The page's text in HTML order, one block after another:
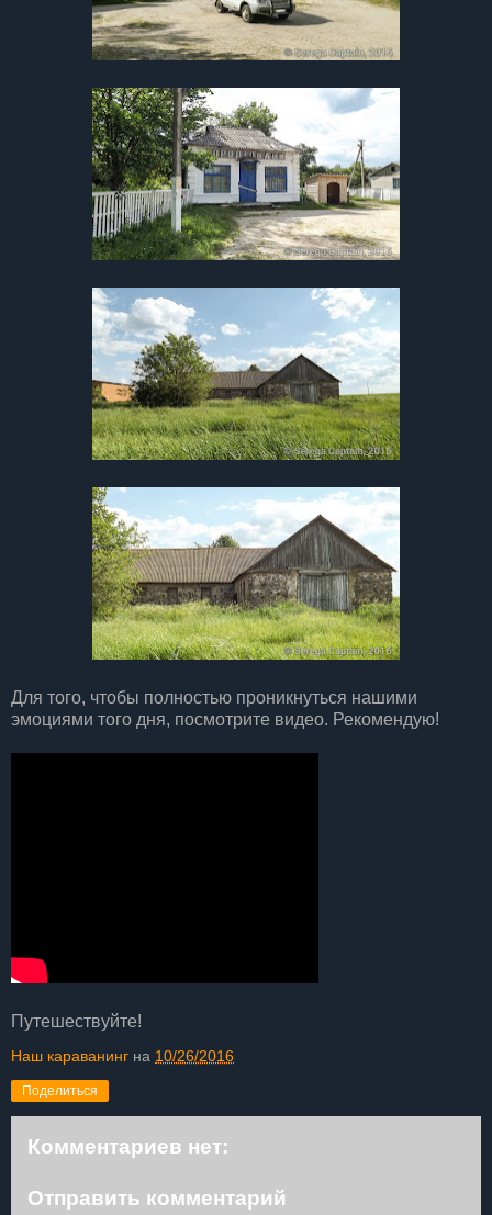
Для того, чтобы полностью проникнуться нашими
эмоциями того дня, посмотрите видео. Рекомендую!
Путешествуйте!
Наш караванинг на 10/26/2016
Поделиться
Комментариев нет:
Отправить комментарий